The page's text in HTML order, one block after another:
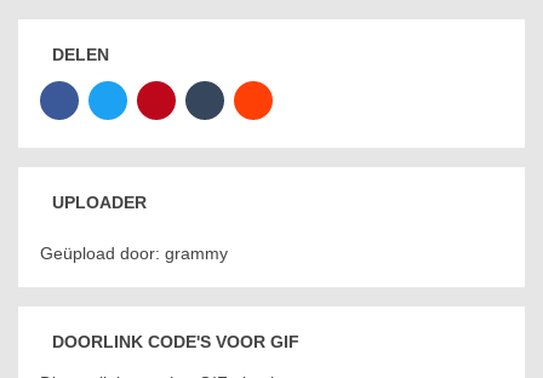
DELEN
UPLOADER
Geüpload door: grammy
DOORLINK CODE'S VOOR GIF